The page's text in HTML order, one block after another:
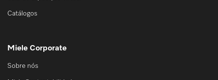
Catálogos
Miele Corporate
Sobre nós